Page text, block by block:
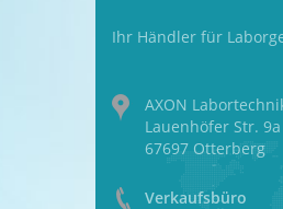
Ihr Händler für
AXON
Lauenhöfer Str. 9a
67697 Otterberg
Verkaufsbüro